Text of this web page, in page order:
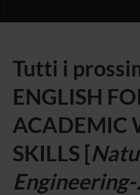
Tutti i
ENGLISH
ACADEMIC
SKILLS [